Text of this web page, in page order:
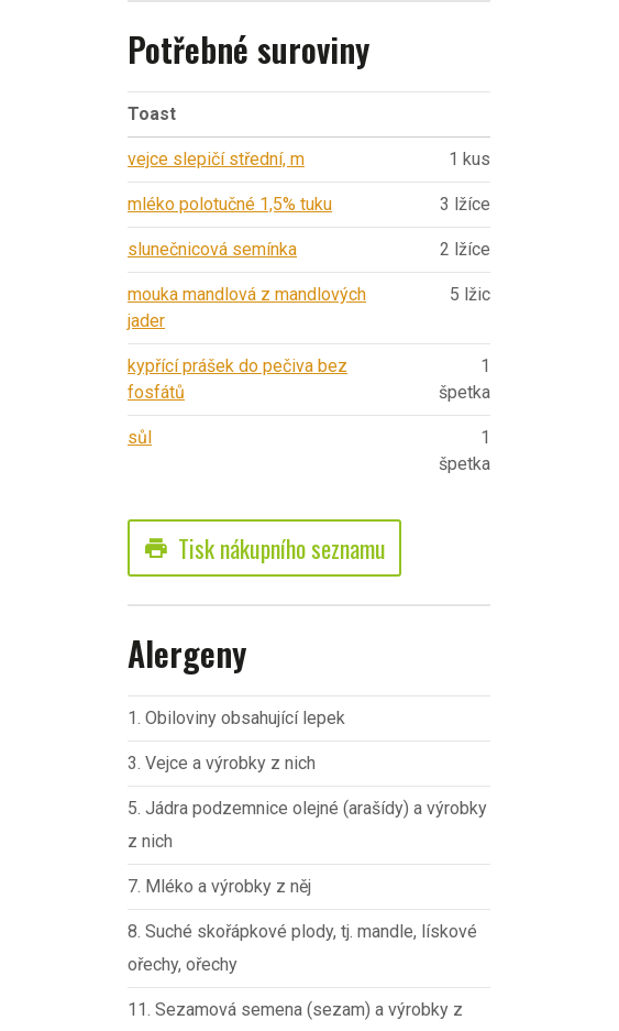
Potřebné suroviny
Toast
vejce slepičí střední, m 1 kus
mléko polotučné 1,5% tuku 3 lžíce
slunečnicová semínka 2 lžíce
mouka mandlová z mandlových
jader
5 lžic
kypřící prášek do pečiva bez
fosfátů
1
špetka
sůl
1
špetka
print Tisk nákupního seznamu
Alergeny
1. Obiloviny obsahující lepek
3. Vejce a výrobky z nich
5. Jádra podzemnice olejné (arašídy) a výrobky
z nich
7. Mléko a výrobky z něj
8. Suché skořápkové plody, tj. mandle, lískové
ořechy, ořechy
11. Sezamová semena (sezam) a výrobky z